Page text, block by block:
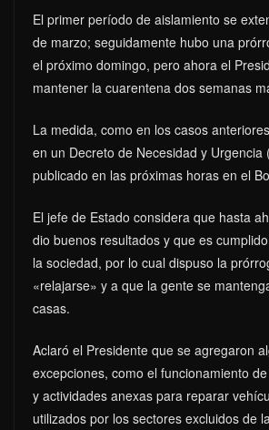
El primer período de aislamiento se
de marzo; seguidamente hubo una
el próximo domingo, pero ahora el
mantener la cuarentena dos semanas
La medida, como en los casos
en un Decreto de Necesidad y Urgencia
publicado en las próximas horas en el
El jefe de Estado considera que hasta
dio buenos resultados y que es
la sociedad, por lo cual dispuso la
«relajarse» y a que la gente se
casas.
Aclaró el Presidente que se agregaron
excepciones, como el funcionamiento
y actividades anexas para reparar
utilizados por los sectores excluidos de